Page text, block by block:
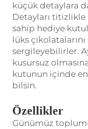
küçük detaylara
Detayları
sahip hediye
lüks
sergileyebilirler.
kusursuz
kutunun içinde
bilsin.
Özellikler
Günümüz